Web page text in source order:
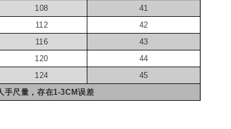
108
41
112
42
116
43
120
44
124
45
手尺量，存在1-3CM误差